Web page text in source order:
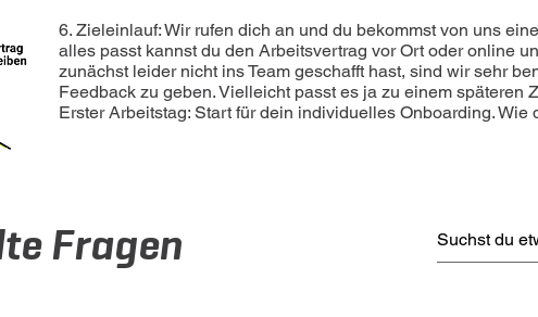
6. Zieleinlauf: Wir rufen dich an und du bekommst von uns
alles passt kannst du den Arbeitsvertrag vor Ort oder online
zunächst leider nicht ins Team geschafft hast, sind wir sehr
Feedback zu geben. Vielleicht passt es ja zu einem späteren
Erster Arbeitstag: Start für dein individuelles Onboarding. Wie
Fragen